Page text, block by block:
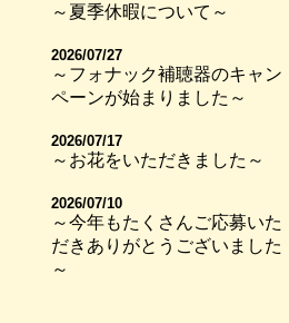
～夏季休暇について～
2026/07/27
～フォナック補聴器のキャン
ペーンが始まりました～
2026/07/17
～お花をいただきました～
2026/07/10
～今年もたくさんご応募いた
だきありがとうございました
～